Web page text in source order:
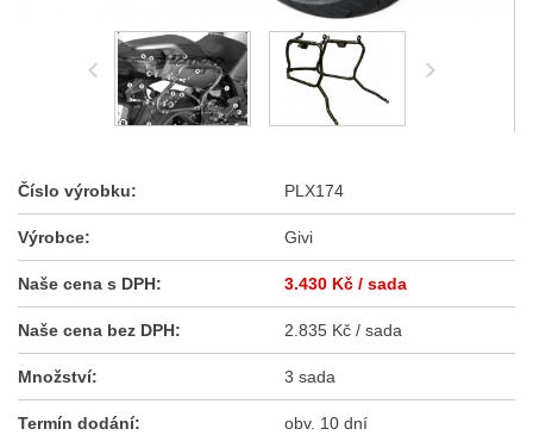
Číslo výrobku: PLX174
Výrobce: Givi
Naše cena s DPH: 3.430 Kč / sada
Naše cena bez DPH: 2.835 Kč / sada
Množství: 3 sada
Termín dodání: obv. 10 dní